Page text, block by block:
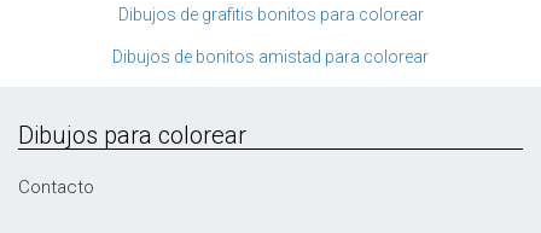
Dibujos de grafitis bonitos para colorear
Dibujos de bonitos amistad para colorear
Dibujos para colorear
Contacto